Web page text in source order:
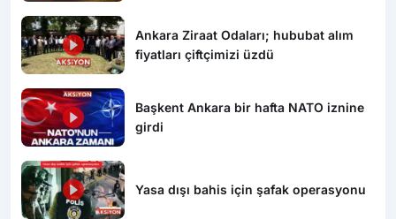
Ankara Ziraat Odaları; hububat alım
fiyatları çiftçimizi üzdü
Başkent Ankara bir hafta NATO iznine
girdi
Yasa dışı bahis için şafak operasyonu